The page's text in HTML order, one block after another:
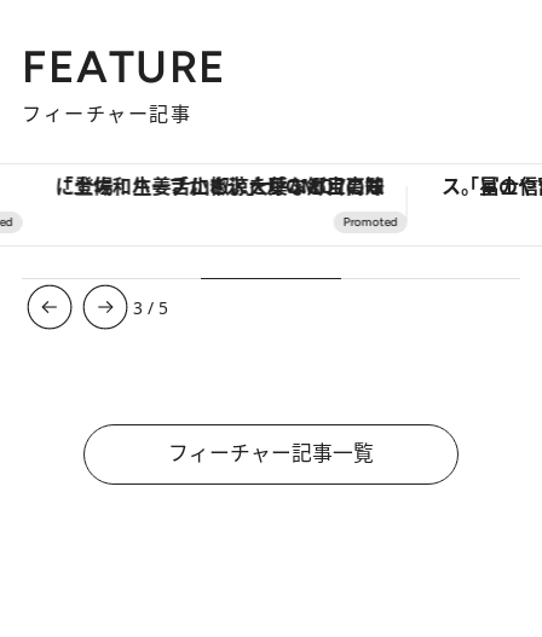
FEATURE
フィーチャー記事
「土佐和ハーブかき氷」がOMO7高知に登場！生姜、山椒、大葉など目にも舌にも涼を呼ぶ郷土の味
3 / 5
フィーチャー記事一覧